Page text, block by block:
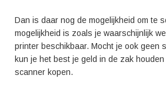
Dan is daar nog de mogelijkheid om te
mogelijkheid is zoals je waarschijnlijk
printer beschikbaar. Mocht je ook geen
kun je het best je geld in de zak
scanner kopen.